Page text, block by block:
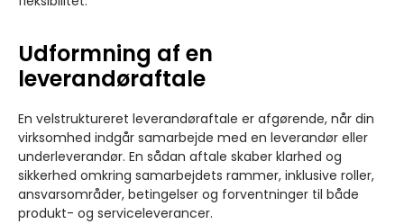
Udformning af en
leverandøraftale
En velstruktureret leverandøraftale er afgørende, når din
virksomhed indgår samarbejde med en leverandør eller
underleverandør. En sådan aftale skaber klarhed og
sikkerhed omkring samarbejdets rammer, inklusive roller,
ansvarsområder, betingelser og forventninger til både
produkt- og serviceleverancer.